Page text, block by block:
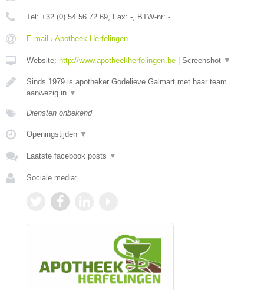
Tel: +32 (0) 54 56 72 69 , Fax: - , BTW-nr: -
E-mail › Apotheek Herfelingen
Website: http://www.apotheekherfelingen.be Screenshot ▼
Sinds 1979 is apotheker Godelieve Galmart met haar team
aanwezig in ▼
Diensten onbekend
Openingstijden ▼
Laatste facebook posts ▼
Sociale media: